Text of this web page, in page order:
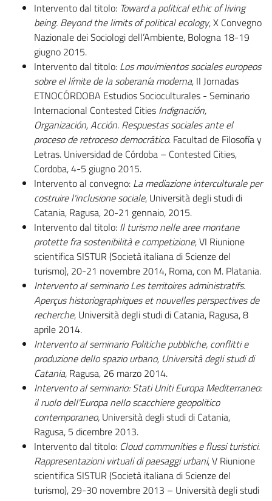
Intervento dal titolo: Toward a political ethic of living
being. Beyond the limits of political ecology, X Convegno
Nazionale dei Sociologi dell’Ambiente, Bologna 18-19
giugno 2015.
Intervento dal titolo: Los movimientos sociales europeos
sobre el límite de la soberanía moderna, II Jornadas
ETNOCÓRDOBA Estudios Socioculturales - Seminario
Internacional Contested Cities Indignación,
Organización, Acción. Respuestas sociales ante el
proceso de retroceso democrático. Facultad de Filosofía y
Letras. Universidad de Córdoba – Contested Cities,
Cordoba, 4-5 giugno 2015.
Intervento al convegno: La mediazione interculturale per
costruire l'inclusione sociale, Università degli studi di
Catania, Ragusa, 20-21 gennaio, 2015.
Intervento dal titolo: Il turismonelleareemontane
protette fra sostenibilità e competizione, VI Riunione
scientifica SISTUR (Società italiana di Scienze del
turismo), 20-21 novembre 2014, Roma, con M. Platania.
InterventoalseminarioLes territoires administratifs.
Aperçus historiographiques et nouvelles perspectives de
recherche, Università degli studi di Catania, Ragusa, 8
aprile 2014.
InterventoalseminarioPolitiche pubbliche, conflitti e
produzione dello spazio urbano, Università degli studi di
Catania, Ragusa, 26 marzo 2014.
Interventoalseminario:Stati Uniti Europa Mediterraneo:
il ruolo dell'Europa nello scacchiere geopolitico
contemporaneo, Università degli studi di Catania,
Ragusa, 5 dicembre 2013.
Intervento dal titolo: Cloud communities e flussi turistici.
Rappresentazioni virtuali di paesaggi urbani, V Riunione
scientifica SISTUR (Società italiana di Scienze del
turismo), 29-30 novembre 2013 – Università degli studi